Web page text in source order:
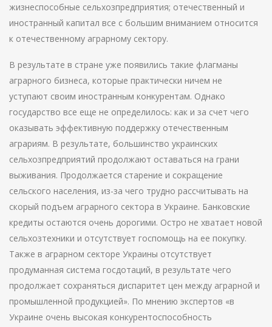
жизнеспособные сельхозпредприятия; отечественный и
иностранный капитал все с большим вниманием относится
к отечественному аграрному сектору.
В результате в стране уже появились такие флагманы
аграрного бизнеса, которые практически ничем не
уступают своим иностранным конкурентам. Однако
государство все еще не определилось: как и за счет чего
оказывать эффективную поддержку отечественным
аграриям. В результате, большинство украинских
сельхозпредприятий продолжают оставаться на грани
выживания. Продолжается старение и сокращение
сельского населения, из-за чего трудно рассчитывать на
скорый подъем аграрного сектора в Украине. Банковские
кредиты остаются очень дорогими. Остро не хватает новой
сельхозтехники и отсутствует госпомощь на ее покупку.
Также в аграрном секторе Украины отсутствует
продуманная система госдотаций, в результате чего
продолжает сохраняться диспаритет цен между аграрной и
промышленной продукцией». По мнению экспертов «в
Украине очень высокая конкурентоспособность